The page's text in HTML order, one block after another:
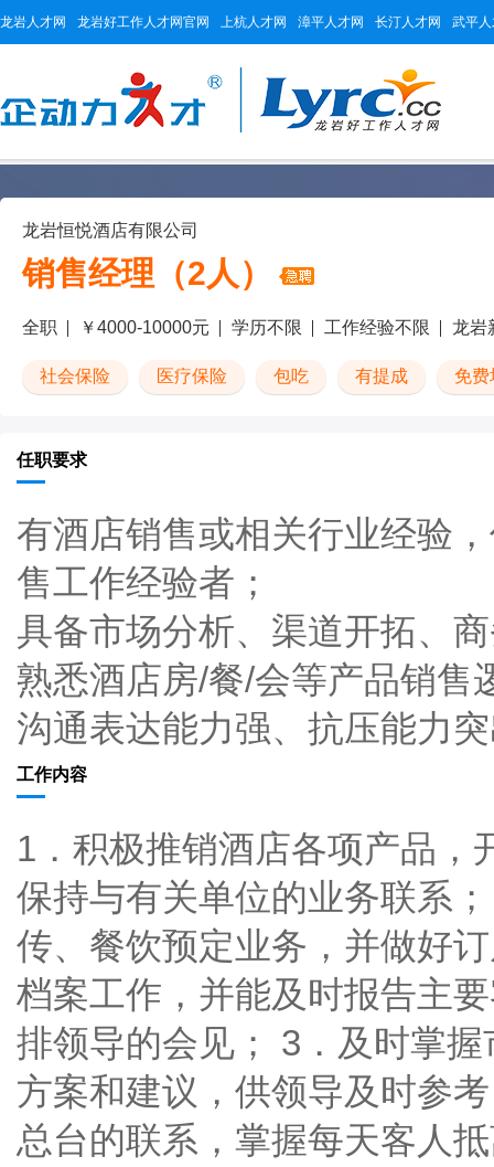
龙岩人才网 龙岩好工作人才网官网 上杭人才网 漳平人才网 长汀人才网 武平
龙岩恒悦酒店有限公司
销售经理（2人）
全职 ￥4000-10000元 学历不限 工作经验不限 龙岩
社会保险 医疗保险 包吃 有提成 免费
任职要求
有酒店销售或相关行业经验
售工作经验者；
具备市场分析、渠道开拓、
熟悉酒店房/餐/会等产品销售
沟通表达能力强、抗压能力
工作内容
1．积极推销酒店各项产品，
保持与有关单位的业务联系
传、餐饮预定业务，并做好
档案工作，并能及时报告主
排领导的会见； 3．及时掌
方案和建议，供领导及时参
总台的联系，掌握每天客人